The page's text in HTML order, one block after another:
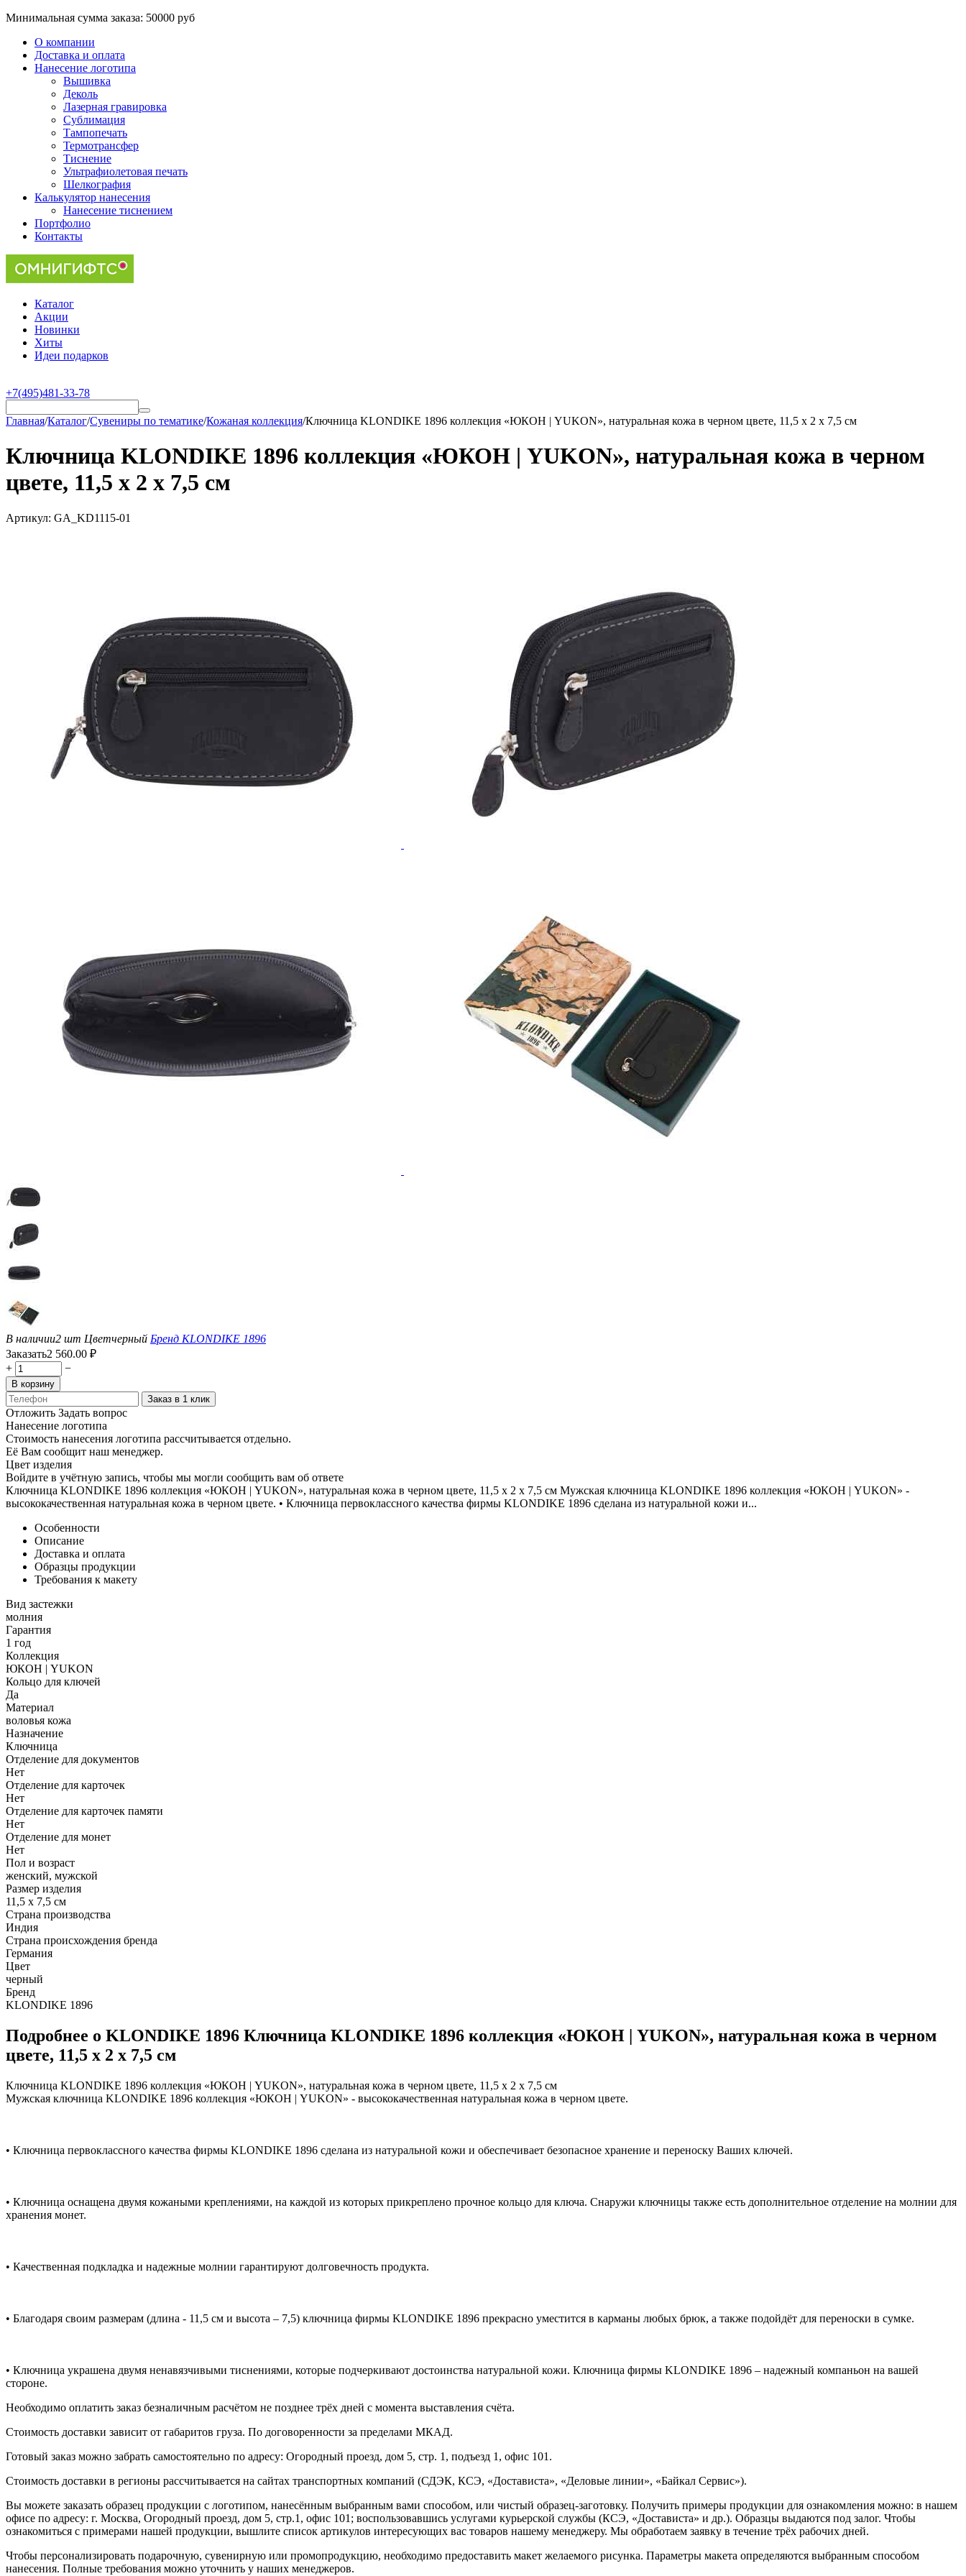
Минимальная сумма заказа: 50000 руб
О компании
Доставка и оплата
Нанесение логотипа
Вышивка
Деколь
Лазерная гравировка
Сублимация
Тампопечать
Термотрансфер
Тиснение
Ультрафиолетовая печать
Шелкография
Калькулятор нанесения
Нанесение тиснением
Портфолио
Контакты
Каталог
Акции
Новинки
Хиты
Идеи подарков
+7(495)481-33-78
Главная/Каталог/Сувениры по тематике/Кожаная коллекция/Ключница KLONDIKE 1896 коллекция «ЮКОН | YUKON», натуральная кожа в черном цвете, 11,5 х 2 х 7,5 см
Ключница KLONDIKE 1896 коллекция «ЮКОН | YUKON», натуральная кожа в черном
цвете, 11,5 х 2 х 7,5 см
Артикул: GA_KD1115-01
В наличии2 шт Цветчерный Бренд KLONDIKE 1896
Заказать2 560.00 ₽
+
−
В корзину
Заказ в 1 клик
Отложить Задать вопрос
Нанесение логотипа
Стоимость нанесения логотипа рассчитывается отдельно.
Её Вам сообщит наш менеджер.
Цвет изделия
Войдите в учётную запись, чтобы мы могли сообщить вам об ответе
Ключница KLONDIKE 1896 коллекция «ЮКОН | YUKON», натуральная кожа в черном цвете, 11,5 х 2 х 7,5 см Мужская ключница KLONDIKE 1896 коллекция «ЮКОН | YUKON» -
высококачественная натуральная кожа в черном цвете. • Ключница первоклассного качества фирмы KLONDIKE 1896 сделана из натуральной кожи и...
Особенности
Описание
Доставка и оплата
Образцы продукции
Требования к макету
Вид застежки
молния
Гарантия
1 год
Коллекция
ЮКОН | YUKON
Кольцо для ключей
Да
Материал
воловья кожа
Назначение
Ключница
Отделение для документов
Нет
Отделение для карточек
Нет
Отделение для карточек памяти
Нет
Отделение для монет
Нет
Пол и возраст
женский, мужской
Размер изделия
11,5 х 7,5 см
Страна производства
Индия
Страна происхождения бренда
Германия
Цвет
черный
Бренд
KLONDIKE 1896
Подробнее о KLONDIKE 1896 Ключница KLONDIKE 1896 коллекция «ЮКОН | YUKON», натуральная кожа в черном
цвете, 11,5 х 2 х 7,5 см
Ключница KLONDIKE 1896 коллекция «ЮКОН | YUKON», натуральная кожа в черном цвете, 11,5 х 2 х 7,5 см
Мужская ключница KLONDIKE 1896 коллекция «ЮКОН | YUKON» - высококачественная натуральная кожа в черном цвете.
• Ключница первоклассного качества фирмы KLONDIKE 1896 сделана из натуральной кожи и обеспечивает безопасное хранение и переноску Ваших ключей.
• Ключница оснащена двумя кожаными креплениями, на каждой из которых прикреплено прочное кольцо для ключа. Снаружи ключницы также есть дополнительное отделение на молнии для
хранения монет.
• Качественная подкладка и надежные молнии гарантируют долговечность продукта.
• Благодаря своим размерам (длина - 11,5 см и высота – 7,5) ключница фирмы KLONDIKE 1896 прекрасно уместится в карманы любых брюк, а также подойдёт для переноски в сумке.
• Ключница украшена двумя ненавязчивыми тиснениями, которые подчеркивают достоинства натуральной кожи. Ключница фирмы KLONDIKE 1896 – надежный компаньон на вашей
стороне.
Необходимо оплатить заказ безналичным расчётом не позднее трёх дней с момента выставления счёта.
Стоимость доставки зависит от габаритов груза. По договоренности за пределами МКАД.
Готовый заказ можно забрать самостоятельно по адресу: Огородный проезд, дом 5, стр. 1, подъезд 1, офис 101.
Стоимость доставки в регионы рассчитывается на сайтах транспортных компаний (СДЭК, КСЭ, «Достависта», «Деловые линии», «Байкал Сервис»).
Вы можете заказать образец продукции с логотипом, нанесённым выбранным вами способом, или чистый образец-заготовку. Получить примеры продукции для ознакомления можно: в нашем
офисе по адресу: г. Москва, Огородный проезд, дом 5, стр.1, офис 101; воспользовавшись услугами курьерской службы (КСЭ, «Достависта» и др.). Образцы выдаются под залог. Чтобы
ознакомиться с примерами нашей продукции, вышлите список артикулов интересующих вас товаров нашему менеджеру. Мы обработаем заявку в течение трёх рабочих дней.
Чтобы персонализировать подарочную, сувенирную или промопродукцию, необходимо предоставить макет желаемого рисунка. Параметры макета определяются выбранным способом
нанесения. Полные требования можно уточнить у наших менеджеров.